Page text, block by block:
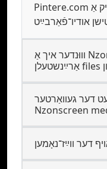
Pintere.com הענט צוריק אַ MP4 or JPG טעקע
אודיו־פֿאַרבײַט
װוּנדער איך אַ Nzonscreen אױסלײג צו
דער געװאַרטער